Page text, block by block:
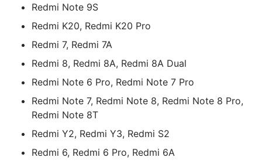
Redmi Note 9S
Redmi K20, Redmi K20 Pro
Redmi 7, Redmi 7A
Redmi 8, Redmi 8A, Redmi 8A Dual
Redmi Note 6 Pro, Redmi Note 7 Pro
Redmi Note 7, Redmi Note 8, Redmi Note 8 Pro,
Redmi Note 8T
Redmi Y2, Redmi Y3, Redmi S2
Redmi 6, Redmi 6 Pro, Redmi 6A